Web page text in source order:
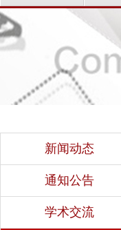
新闻动态
通知公告
学术交流